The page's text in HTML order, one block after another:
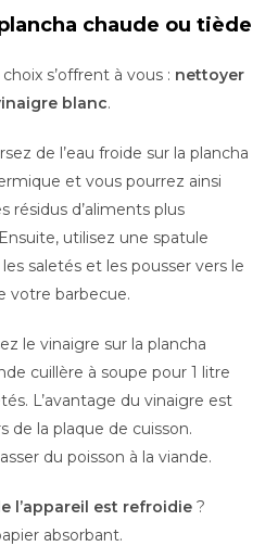
chaude ou tiède
s’offrent à vous : nettoyer
blanc.
de l’eau froide sur la plancha
et vous pourrez ainsi
résidus d’aliments plus
utilisez une spatule
saletés et les pousser vers le
votre barbecue.
le vinaigre sur la plancha
cuillère à soupe pour 1 litre
L’avantage du vinaigre est
de la plaque de cuisson.
du poisson à la viande.
l’appareil est refroidie ?
absorbant.